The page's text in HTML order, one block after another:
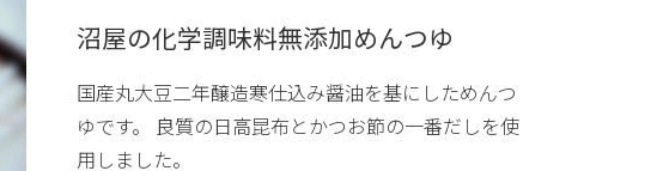
沼屋の化学調味料無添加めんつゆ
国産丸大豆二年醸造寒仕込み醤油を基にしためんつ
ゆです。 良質の日高昆布とかつお節の一番だしを使
用しました。